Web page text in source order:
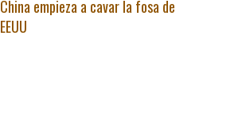
China empieza a cavar la fosa de
EEUU